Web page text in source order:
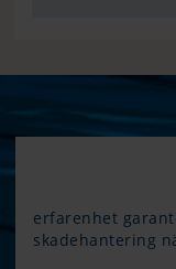
erfarenhet
skadehantering